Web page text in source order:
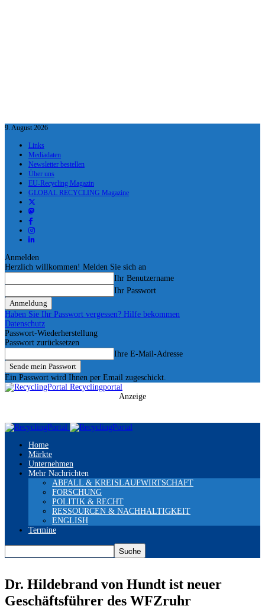
9. August 2026
Links
Mediadaten
Newsletter bestellen
Über uns
EU-Recycling Magazin
GLOBAL RECYCLING Magazine
Anmelden
Herzlich willkommen! Melden Sie sich an
Ihr Benutzername
Ihr Passwort
Haben Sie Ihr Passwort vergessen? Hilfe bekommen
Datenschutz
Passwort-Wiederherstellung
Passwort zurücksetzen
Ihre E-Mail-Adresse
Ein Passwort wird Ihnen per Email zugeschickt.
Recyclingportal
Anzeige
Home
Märkte
Unternehmen
Mehr Nachrichten
ABFALL & KREISLAUFWIRTSCHAFT
FORSCHUNG
POLITIK & RECHT
RESSOURCEN & NACHHALTIGKEIT
ENGLISH
Termine
Dr. Hildebrand von Hundt ist neuer
Geschäftsführer des WFZruhr